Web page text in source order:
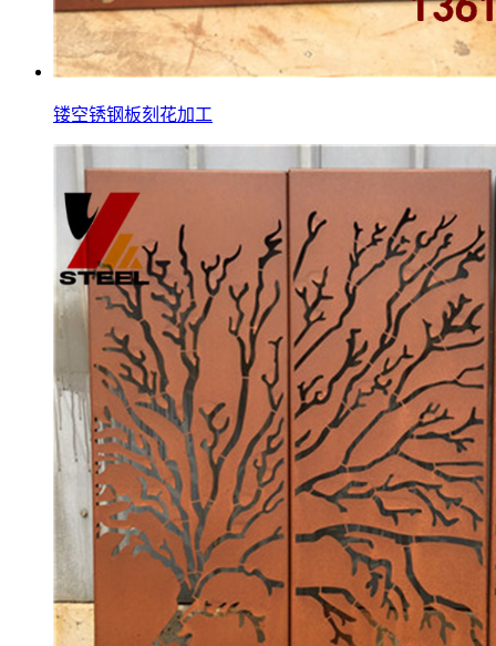
镂空锈钢板刻花加工